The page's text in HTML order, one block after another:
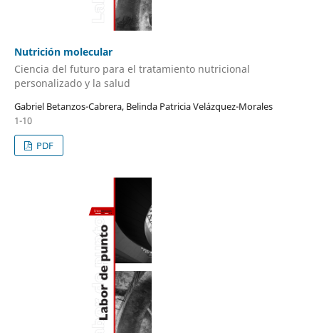
Nutrición molecular
Ciencia del futuro para el tratamiento nutricional
personalizado y la salud
Gabriel Betanzos-Cabrera, Belinda Patricia Velázquez-Morales
1-10
PDF